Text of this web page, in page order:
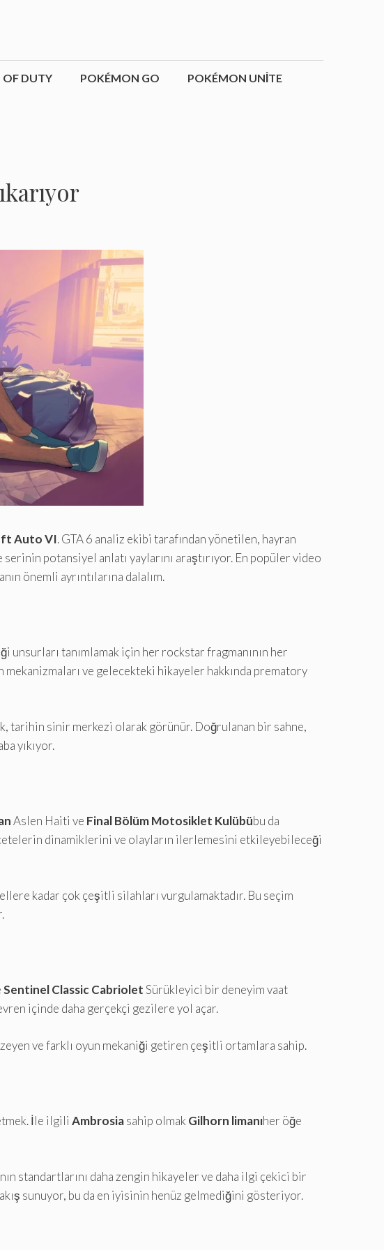
OF DUTY POKÉMON GO POKÉMON UNITE
Auto VI. GTA 6 analiz ekibi tarafından yönetilen, hayran
potansiyel anlatı yaylarını araştırıyor. En popüler video
önemli ayrıntılarına dalalım.
unsurları tanımlamak için her rockstar fragmanının her
ve gelecekteki hikayeler hakkında prematory
tarihin sinir merkezi olarak görünür. Doğrulanan bir sahne,
yıkıyor.
Aslen Haiti ve Final Bölüm Motosiklet Kulübübu da
dinamiklerini ve olayların ilerlemesini etkileyebileceği
kadar çok çeşitli silahları vurgulamaktadır. Bu seçim
Sentinel Classic CabrioletSürükleyici bir deneyim vaat
içinde daha gerçekçi gezilere yol açar.
ve farklı oyun mekaniği getiren çeşitli ortamlara sahip.
İle ilgili Ambrosiasahip olmakGilhorn limanıher öğe
standartlarını daha zengin hikayeler ve daha ilgi çekici bir
sunuyor, bu da en iyisinin henüz gelmediğini gösteriyor.